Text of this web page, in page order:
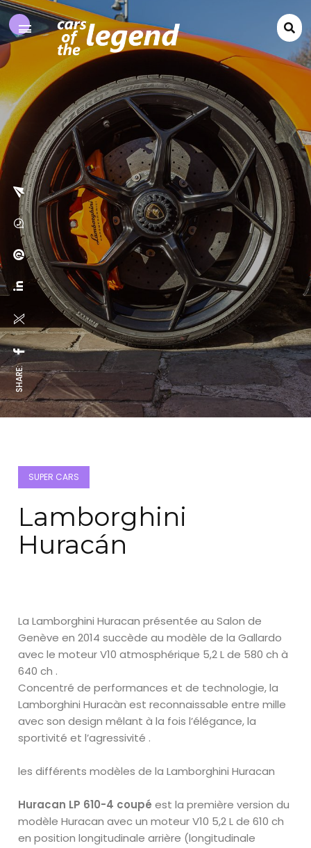
SHARE:
SUPER CARS
Lamborghini
Huracán
La Lamborghini Huracan présentée au Salon de
Genève en 2014 succède au modèle de la Gallardo
avec le moteur V10 atmosphérique 5,2 L de 580 ch à
640 ch .
Concentré de performances et de technologie, la
Lamborghini Huracàn est reconnaissable entre mille
avec son design mêlant à la fois l’élégance, la
sportivité et l’agressivité .
les différents modèles de la Lamborghini Huracan
Huracan LP 610-4 coupé est la première version du
modèle Huracan avec un moteur V10 5,2 L de 610 ch
en position longitudinale arrière (longitudinale